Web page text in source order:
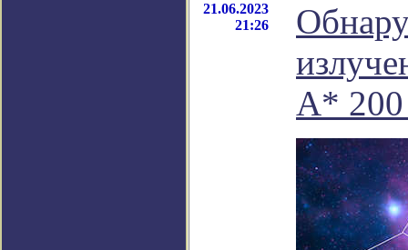
21.06.2023
21:26
A* 200